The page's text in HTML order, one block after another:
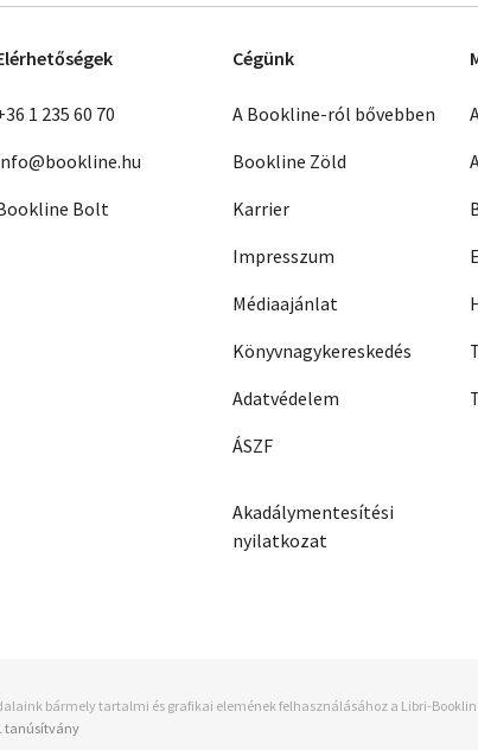
1 235 60 70
Bolt
Cégünk
A Bookline-ról bővebben
Bookline Zöld
Karrier
Impresszum
Médiaajánlat
Könyvnagykereskedés
Adatvédelem
ÁSZF
Akadálymentesítési
nyilatkozat
bármely tartalmi és grafikai elemének felhasználásához a Libri-
tanúsítvány